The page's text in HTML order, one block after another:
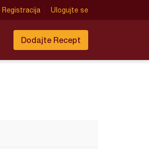
Registracija Ulogujte se
Dodajte Recept